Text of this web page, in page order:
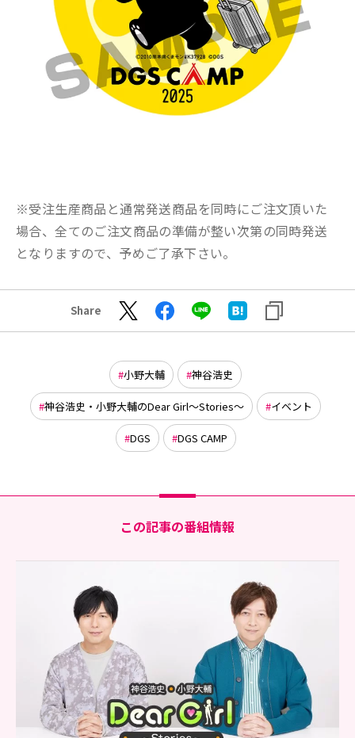
※受注生産商品と通常発送商品を同時にご注文頂いた
場合、全てのご注文商品の準備が整い次第の同時発送
となりますので、予めご了承下さい。
Share
小野大輔 神谷浩史
神谷浩史・小野大輔のDear Girl～Stories～ イベント
DGS DGS CAMP
この記事の番組情報